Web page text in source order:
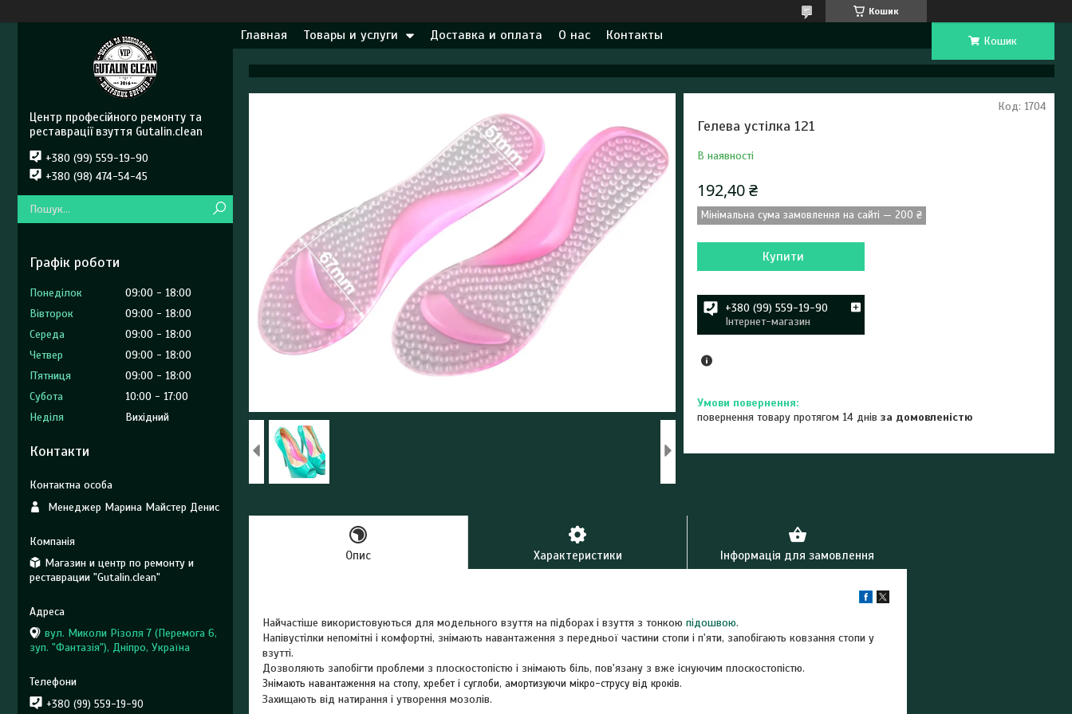
Кошик
Главная Товары и услуги Доставка и оплата О нас Контакты Кошик
Гелева устілка 121
В наявності
Код: 1704
192,40 ₴
Мінімальна сума замовлення на сайті — 200 ₴
Купити
+380 (99) 559-19-90
Інтернет-магазин
повернення товару протягом 14 днівза домовленістю
Опис Характеристики Інформація для замовлення
Найчастіше використовуються для модельного взуття на підборах і взуття з тонкою підошвою.
Напівустілки непомітні і комфортні, знімають навантаження з передньої частини стопи і п'яти, запобігають ковзання стопи у
взутті.
Дозволяють запобігти проблеми з плоскостопістю і знімають біль, пов'язану з вже існуючим плоскостопістю.
Знімають навантаження на стопу, хребет і суглоби, амортизуючи мікро-струсу від кроків.
Захищають від натирання і утворення мозолів.
Центр професійного ремонту та
реставрації взуття Gutalin.clean
+380 (99) 559-19-90
+380 (98) 474-54-45
Графік роботи
Понеділок 09:00
18:00
Вівторок
09:00
18:00
Середа
09:00
18:00
Четвер
09:00
18:00
Пʼятниця
09:00
18:00
Субота
10:00
17:00
Неділя
Вихідний
Контакти
Менеджер Марина Майстер Денис
Магазин и центр по ремонту и
реставрации "Gutalin.clean"
вул. Миколи Різоля 7 (Перемога 6,
зуп. "Фантазія"), Дніпро, Україна
+380 (99) 559-19-90